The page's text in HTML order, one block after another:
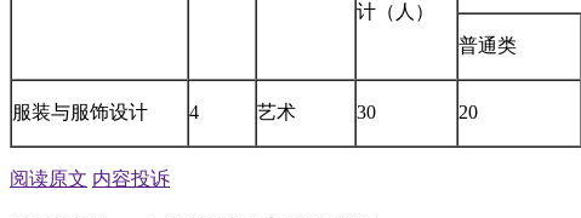
计（人）
普通类
服装与服饰设计 4 艺术 30 20
阅读原文 内容投诉